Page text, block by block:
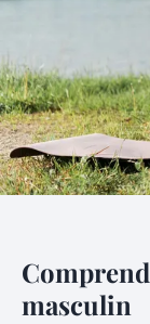
masculin